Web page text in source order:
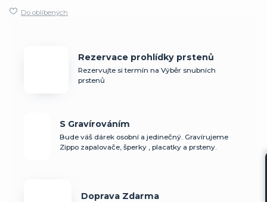
Do oblíbených
Rezervace prohlídky prstenů
Rezervujte si termín na Výběr snubních
prstenů
S Gravírováním
Bude váš dárek osobní a jedinečný. Gravírujeme
Zippo zapalovače, šperky , placatky a prsteny.
Doprava Zdarma